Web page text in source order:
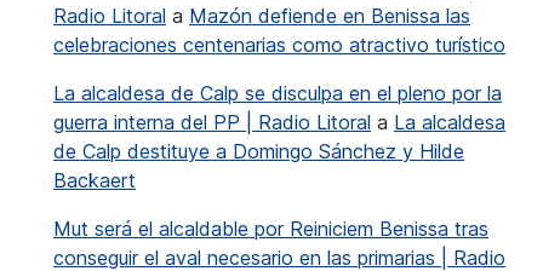
Radio Litoral a Mazón defiende en Benissa las
celebraciones centenarias como atractivo turístico
La alcaldesa de Calp se disculpa en el pleno por la
guerra interna del PP | Radio Litoral a La alcaldesa
de Calp destituye a Domingo Sánchez y Hilde
Backaert
Mut será el alcaldable por Reiniciem Benissa tras
conseguir el aval necesario en las primarias | Radio